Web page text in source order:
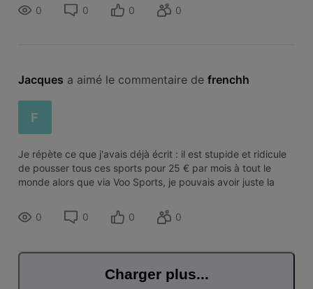
nouvelle voitu
0 0 0 0
Jacques a aimé le commentaire de frenchh
F
Je répète ce que j'avais déjà écrit : il est stupide et ridicule
de pousser tous ces sports pour 25 € par mois à tout le
monde alors que via Voo Sports, je pouvais avoir juste la
regarder tout
0 0 0 0
Charger plus...